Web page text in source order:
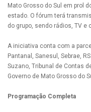
Mato Grosso do Sul em prol
estado. O fórum terá
do grupo, sendo rádios, TV e
A iniciativa conta com a
Pantanal, Sanesul, Sebrae,
Suzano, Tribunal de Contas
Governo de Mato Grosso do
Programação Completa